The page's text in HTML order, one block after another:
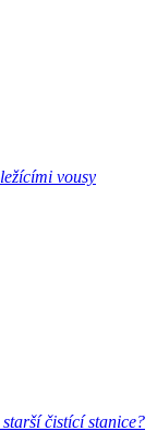
vousy
čistící stanice?